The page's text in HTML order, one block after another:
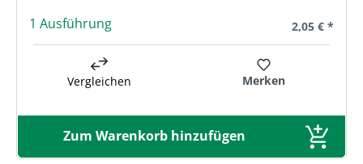
1 Ausführung Regulärer
2,05 € *
Vergleichen Merken
Zum Warenkorb hinzufügen